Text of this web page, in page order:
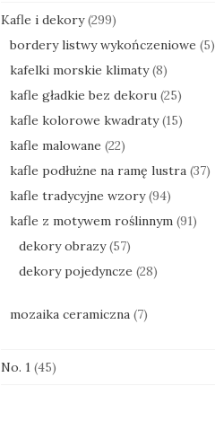
Kafle i dekory (299)
bordery listwy wykończeniowe (5)
kafelki morskie klimaty (8)
kafle gładkie bez dekoru (25)
kafle kolorowe kwadraty (15)
kafle malowane (22)
kafle podłużne na ramę lustra (37)
kafle tradycyjne wzory (94)
kafle z motywem roślinnym (91)
dekory obrazy (57)
dekory pojedyncze (28)
mozaika ceramiczna (7)
No. 1 (45)